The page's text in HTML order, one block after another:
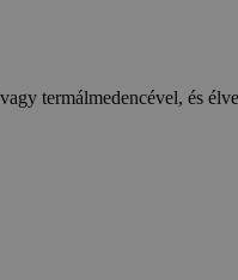
termálmedencével, és